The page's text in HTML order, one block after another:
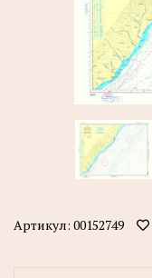
Артикул: 00152749